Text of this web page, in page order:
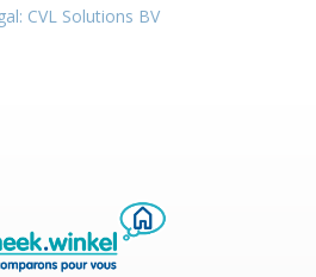
CVL Solutions BV